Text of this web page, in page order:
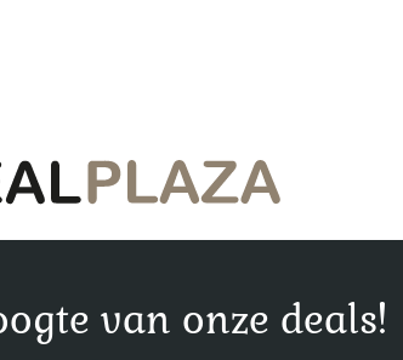
van onze deals!